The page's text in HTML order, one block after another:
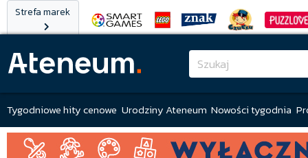
Strefa marek
Tygodniowe hity cenowe Urodziny Ateneum Nowości tygodnia